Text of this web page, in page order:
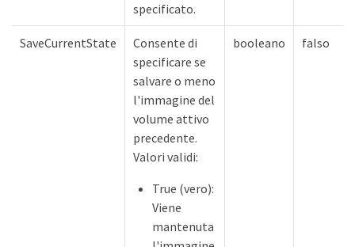
specificato.
SaveCurrentState
Consente di
specificare se
salvare o meno
l'immagine del
volume attivo
precedente.
Valori validi:
True (vero):
Viene
mantenuta
booleano falso